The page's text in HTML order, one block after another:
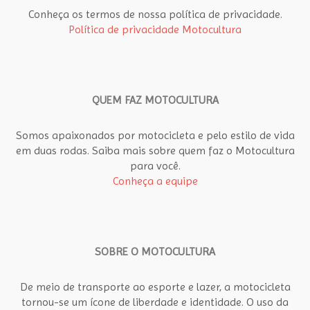
Conheça os termos de nossa política de privacidade.
Política de privacidade Motocultura
QUEM FAZ MOTOCULTURA
Somos apaixonados por motocicleta e pelo estilo de vida
em duas rodas. Saiba mais sobre quem faz o Motocultura
para você.
Conheça a equipe
SOBRE O MOTOCULTURA
De meio de transporte ao esporte e lazer, a motocicleta
tornou-se um ícone de liberdade e identidade. O uso da